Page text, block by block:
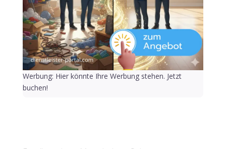
Werbung: Hier könnte Ihre Werbung stehen. Jetzt
buchen!